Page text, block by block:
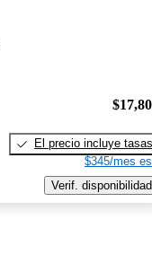
El precio incluye tasas
$345/mes
Verif. disponibilidad